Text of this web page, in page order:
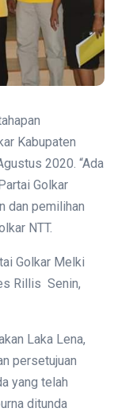
Kabupaten
2020. “Ada
Golkar
dan pemilihan
NTT.
Golkar Melki
Rillis Senin,
Laka Lena,
persetujuan
yang telah
ditunda